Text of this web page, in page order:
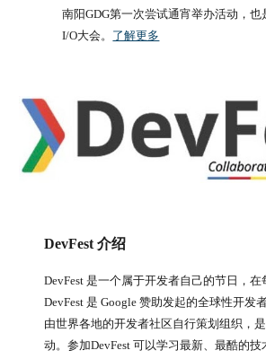
南阳GDG第一次尝试通宵举办活动，也
I/O大会。 了解更多
DevFest 介绍
DevFest 是一个属于开发者自己的节日，在
DevFest 是 Google 赞助发起的全球性开发
由世界各地的开发者社区自行策划组织，
动。参加DevFest 可以学习最新、最酷的